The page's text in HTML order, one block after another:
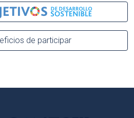
de participar